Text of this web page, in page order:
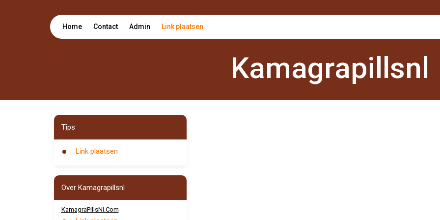
Home Contact Admin Link plaatsen
Kamagrapillsnl
Tips
Link plaatsen
Over Kamagrapillsnl
KamagraPillsNl.Com